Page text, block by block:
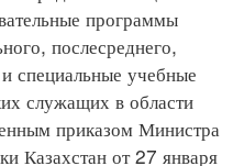
программы
послесреднего,
специальные учебные
служащих в области
приказом Министра
Казахстан от 27 января